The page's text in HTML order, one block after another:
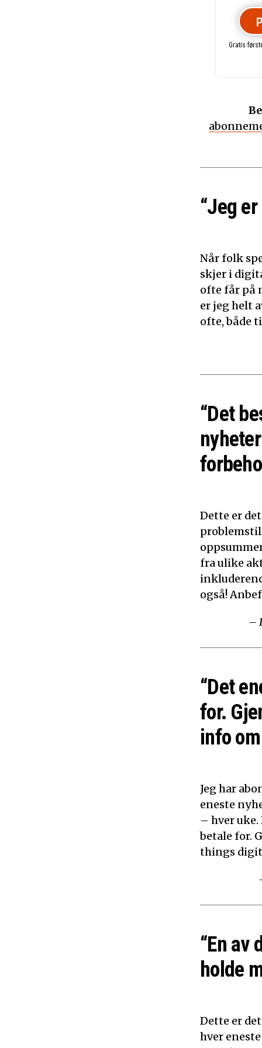
Gratis
“Jeg
Når folk
skjer i
ofte får på
er jeg helt
ofte, både
“Det
Dette er
fra ulike
også!
–
“Det
for.
info
Jeg har
eneste
– hver uke.
betale for.
things
“En
holde
Dette er
hver